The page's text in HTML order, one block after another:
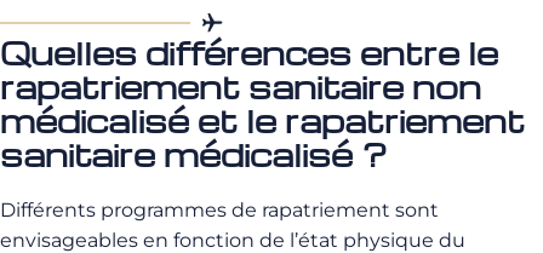
Quelles différences entre le
rapatriement sanitaire non
médicalisé et le rapatriement
sanitaire médicalisé ?
Différents programmes de rapatriement sont
envisageables en fonction de l’état physique du